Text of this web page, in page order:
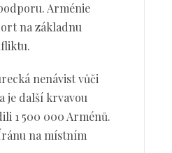
Arménie
na základnu
nenávist vůči
je další krvavou
1 500 000 Arménů.
na místním